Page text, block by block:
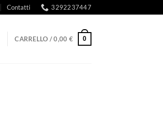
Contatti 3292237447
CARRELLO /0,00 € 0